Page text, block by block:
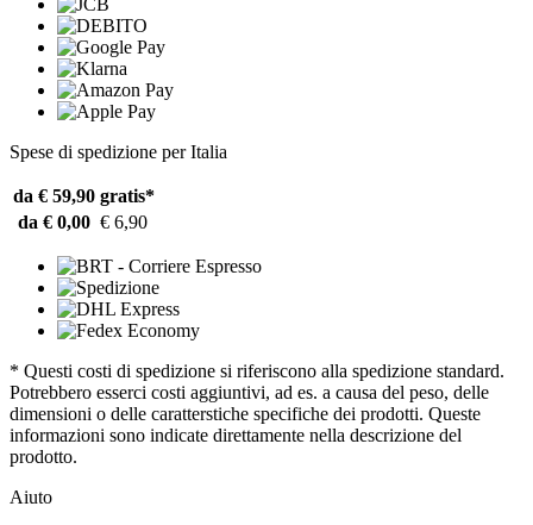
Spese di spedizione per Italia
da € 59,90 gratis*
da € 0,00 € 6,90
* Questi costi di spedizione si riferiscono alla spedizione standard.
Potrebbero esserci costi aggiuntivi, ad es. a causa del peso, delle
dimensioni o delle caratterstiche specifiche dei prodotti. Queste
informazioni sono indicate direttamente nella descrizione del
prodotto.
Aiuto